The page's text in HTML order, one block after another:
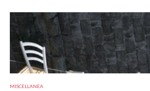
MISCELLANEA